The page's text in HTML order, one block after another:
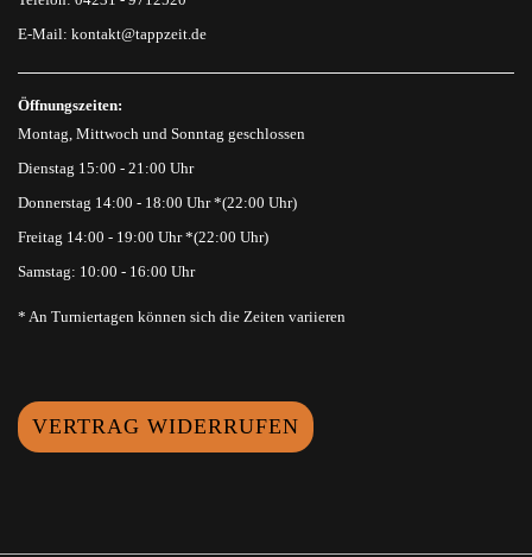
E-Mail: kontakt@tappzeit.de
Öffnungszeiten:
Montag, Mittwoch und Sonntag geschlossen
Dienstag 15:00 - 21:00 Uhr
Donnerstag 14:00 - 18:00 Uhr *(22:00 Uhr)
Freitag 14:00 - 19:00 Uhr *(22:00 Uhr)
Samstag: 10:00 - 16:00 Uhr
* An Turniertagen können sich die Zeiten variieren
VERTRAG WIDERRUFEN